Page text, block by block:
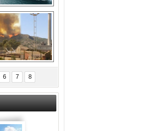
TCG Anadolu,
tersane teknik
tamamladı
yangın
yeniden termik
doğru
ilerliyor
6 7 8